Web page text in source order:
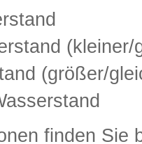
(kleiner/
(größer/
finden Sie